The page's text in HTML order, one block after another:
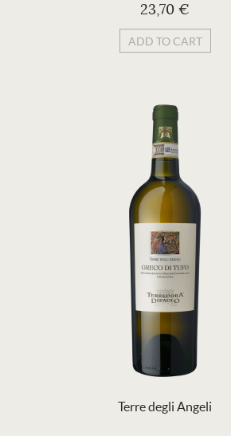
23,70 €
ADD TO CART
Terre degli Angeli